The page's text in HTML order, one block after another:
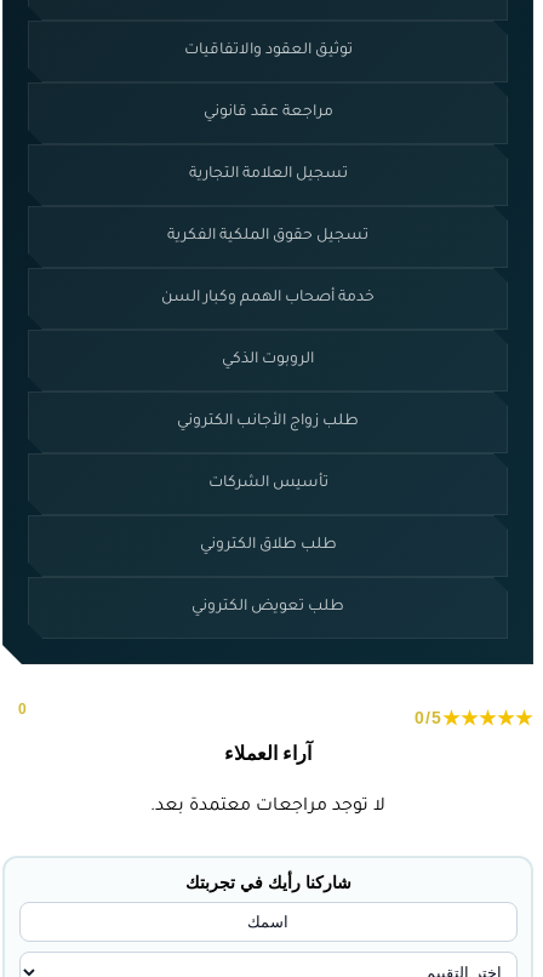
توثيق العقود والاتفاقيات
مراجعة عقد قانوني
تسجيل العلامة التجارية
تسجيل حقوق الملكية الفكرية
خدمة أصحاب الهمم وكبار السن
الروبوت الذكي
طلب زواج الأجانب الكتروني
تأسيس الشركات
طلب طلاق الكتروني
طلب تعويض الكتروني
★★★★★
0/5
آراء العملاء
لا توجد مراجعات معتمدة بعد.
شاركنا رأيك في تجربتك